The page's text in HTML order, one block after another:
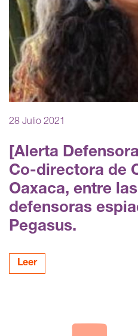
28 Julio 2021
[Alerta
Co-directora de
Oaxaca, entre
defensoras
Pegasus.
Leer